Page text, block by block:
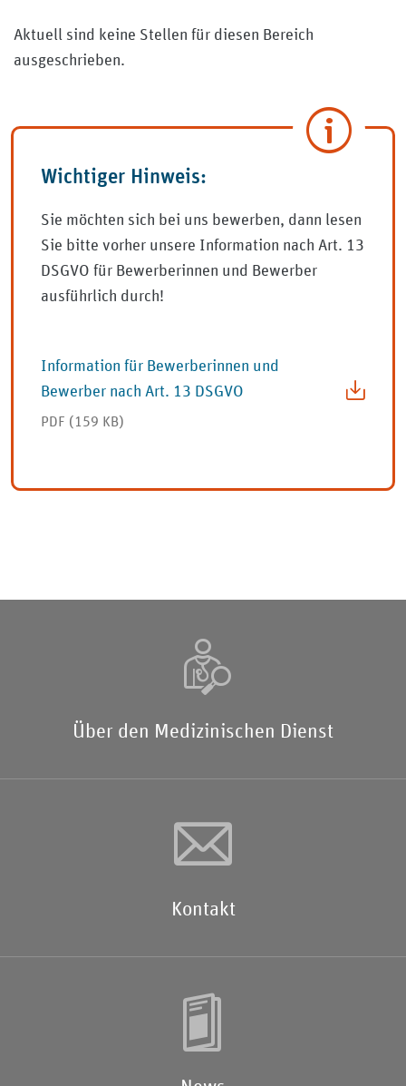
Aktuell sind keine Stellen für diesen Bereich
ausgeschrieben.
Wichtiger Hinweis:
Sie möchten sich bei uns bewerben, dann lesen
Sie bitte vorher unsere Information nach Art. 13
DSGVO für Bewerberinnen und Bewerber
ausführlich durch!
Information für Bewerberinnen und
Bewerber nach Art. 13 DSGVO
PDF (159 KB)
Über den Medizinischen Dienst
Kontakt